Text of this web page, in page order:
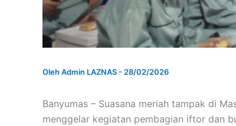
OlehAdmin LAZNAS-28/02/2026
Banyumas – Suasana meriah tampak di
menggelar kegiatan pembagian iftor dan